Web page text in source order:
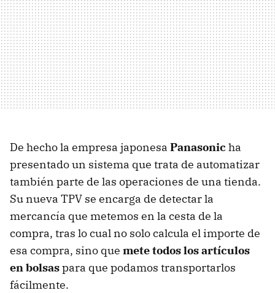
De hecho la empresa japonesa Panasonic ha
presentado un sistema que trata de automatizar
también parte de las operaciones de una tienda.
Su nueva TPV se encarga de detectar la
mercancía que metemos en la cesta de la
compra, tras lo cual no solo calcula el importe de
esa compra, sino que mete todos los artículos
en bolsaspara que podamos transportarlos
fácilmente.